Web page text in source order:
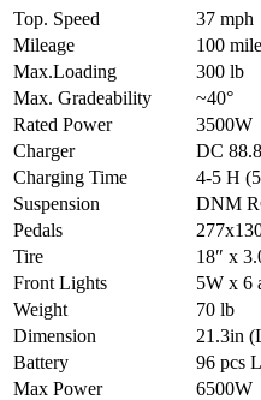
Top. Speed
37 mph
Mileage
100 mile
Max.Loading
300 lb
Max. Gradeability
~40°
Rated Power
3500W
Charger
DC
Charging Time
4-5 H
Suspension
DNM
Pedals
Tire
18″ x
Front Lights
5W x 6
Weight
70 lb
Dimension
21.3in
Battery
96 pcs
Max Power
6500W